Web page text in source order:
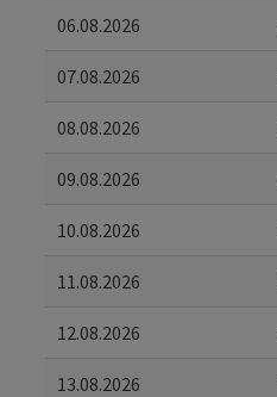
06.08.2026
07.08.2026
08.08.2026
09.08.2026
10.08.2026
11.08.2026
12.08.2026
13.08.2026